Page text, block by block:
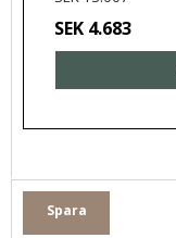
SEK 4.683
Spara